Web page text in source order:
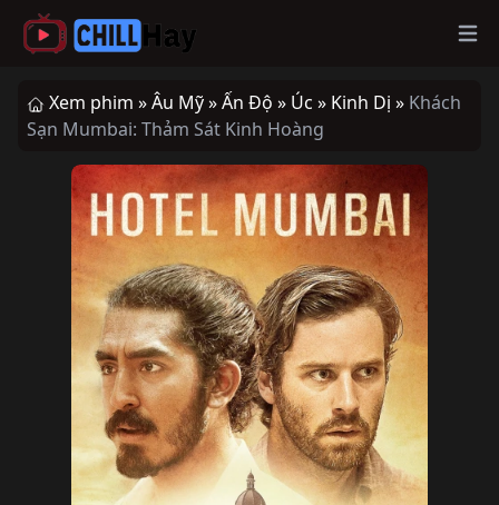
Xem phim »Âu Mỹ »Ấn Độ » Úc » Kinh Dị » Khách
Sạn Mumbai: Thảm Sát Kinh Hoàng